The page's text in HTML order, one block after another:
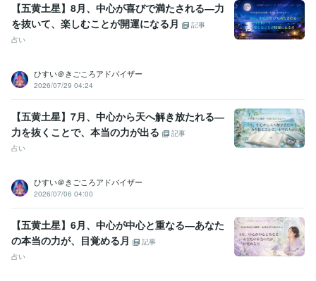
【五黄土星】8月、中心が喜びで満たされる―力
を抜いて、楽しむことが開運になる月
記事
占い
ひすい＠きごころアドバイザー
2026/07/29 04:24
【五黄土星】7月、中心から天へ解き放たれる―
力を抜くことで、本当の力が出る
記事
占い
ひすい＠きごころアドバイザー
2026/07/06 04:00
【五黄土星】6月、中心が中心と重なる―あなた
の本当の力が、目覚める月
記事
占い